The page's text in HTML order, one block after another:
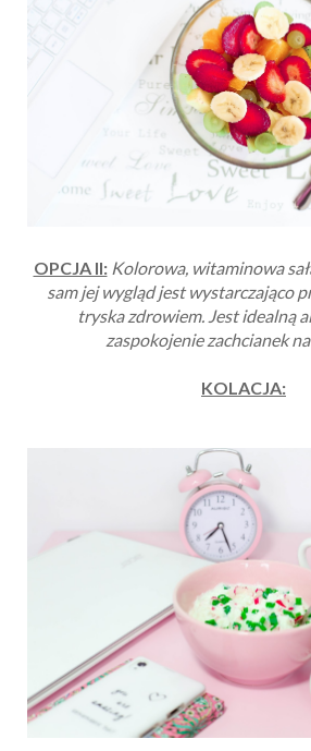
OPCJA II:Kolorowa, witaminowa
sam jej wygląd jest wystarczająco
tryska zdrowiem. Jest idealną
zaspokojenie zachcianek na
KOLACJA: